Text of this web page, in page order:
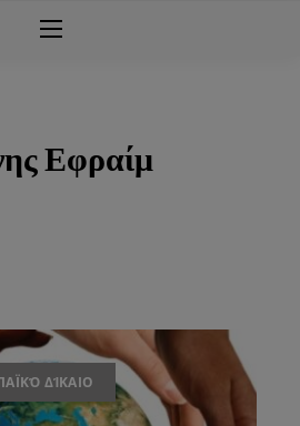
Εφραίμ
ΔΊΚΑΙΟ